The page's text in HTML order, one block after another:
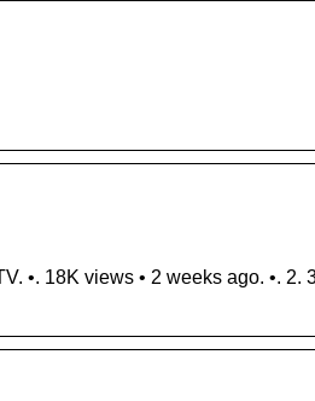
•. 18K views • 2 weeks ago. •. 2.